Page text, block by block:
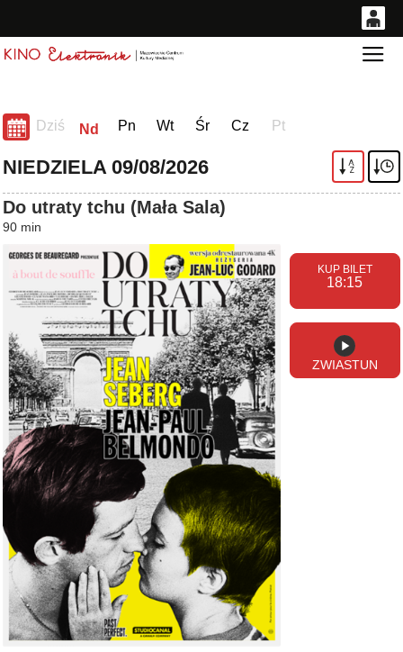
0
14 52
Dziś Nd Pn Wt Śr Cz Pt
NIEDZIELA 09/08/2026 A
Z
Do utraty tchu (Mała Sala)
90 min
18:15
ZWIASTUN